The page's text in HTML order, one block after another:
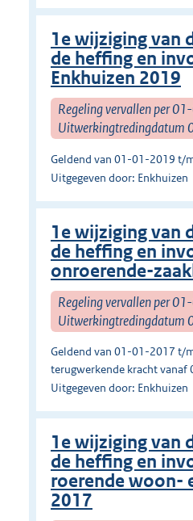
1e wijziging van
de heffing en
Enkhuizen 2019
Regeling vervallen per
Geldend van 01-01-2019 t/
Uitgegeven door: Enkhuizen
1e wijziging van
de heffing en
onroerende-
Regeling vervallen per
Geldend van 01-01-2017 t/
terugwerkende kracht
Uitgegeven door: Enkhuizen
1e wijziging van
de heffing en
roerende woon-
2017